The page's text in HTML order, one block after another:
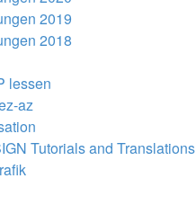
2019
2018
lessen
az
Tutorials and Translations